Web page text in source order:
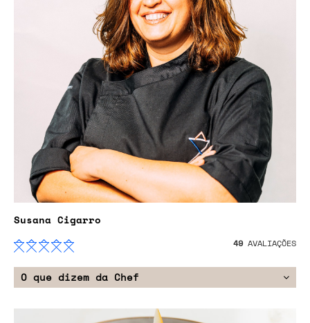
Susana Cigarro
49 AVALIAÇÕES
O que dizem da Chef